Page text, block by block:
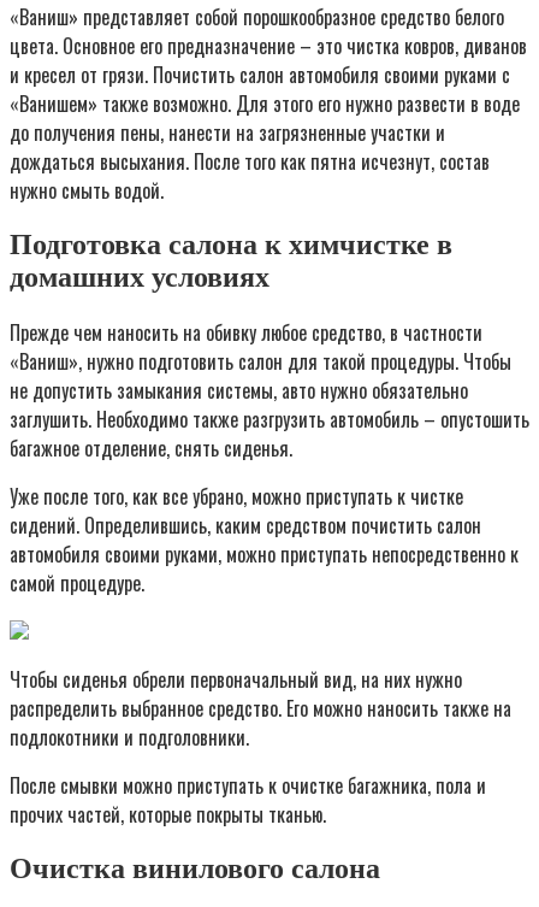
«Ваниш» представляет собой порошкообразное средство белого
цвета. Основное его предназначение – это чистка ковров, диванов
и кресел от грязи. Почистить салон автомобиля своими руками с
«Ванишем» также возможно. Для этого его нужно развести в воде
до получения пены, нанести на загрязненные участки и
дождаться высыхания. После того как пятна исчезнут, состав
нужно смыть водой.
Подготовка салона к химчистке в
домашних условиях
Прежде чем наносить на обивку любое средство, в частности
«Ваниш», нужно подготовить салон для такой процедуры. Чтобы
не допустить замыкания системы, авто нужно обязательно
заглушить. Необходимо также разгрузить автомобиль – опустошить
багажное отделение, снять сиденья.
Уже после того, как все убрано, можно приступать к чистке
сидений. Определившись, каким средством почистить салон
автомобиля своими руками, можно приступать непосредственно к
самой процедуре.
Чтобы сиденья обрели первоначальный вид, на них нужно
распределить выбранное средство. Его можно наносить также на
подлокотники и подголовники.
После смывки можно приступать к очистке багажника, пола и
прочих частей, которые покрыты тканью.
Очистка винилового салона